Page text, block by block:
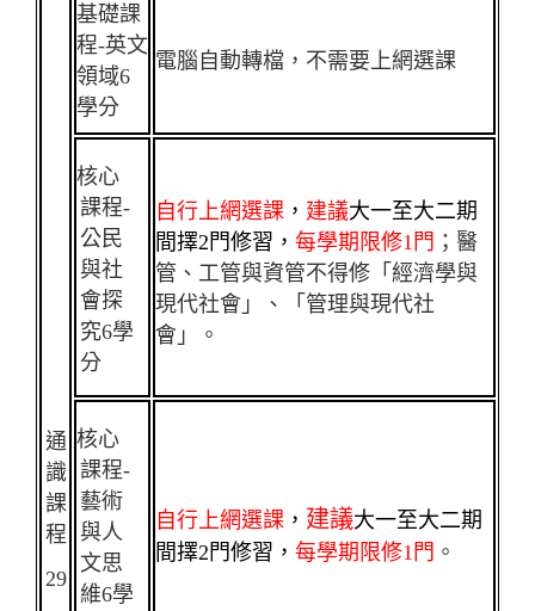
通
識
課
程
29
基礎課
程-英文
領域6
學分
電腦自動轉檔，不需要上網選課
核心
課程-
公民
與社
會探
究6學
分
自行 上網選課 ， 建議大一至大二期
間擇2門修習， 每學期限修1門 ；醫
管、工管與資管不得修「經濟學與
現代社會」、「管理與現代社
會」。
核心
課程-
藝術
與人
文思
維6學
自行 上網選課 ， 建議大一至大二期
間擇2門修習， 每學期限修1門 。